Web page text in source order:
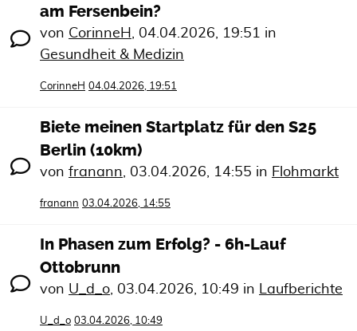
am Fersenbein?
von CorinneH , 04.04.2026, 19:51 in
Gesundheit & Medizin
CorinneH 04.04.2026, 19:51
Biete meinen Startplatz für den S25
Berlin (10km)
von franann, 03.04.2026, 14:55 in Flohmarkt
franann 03.04.2026, 14:55
In Phasen zum Erfolg? - 6h-Lauf
Ottobrunn
von U_d_o, 03.04.2026, 10:49 in Laufberichte
U_d_o 03.04.2026, 10:49